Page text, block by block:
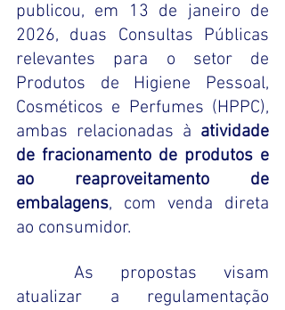
publicou, em 13 de janeiro de
2026, duas Consultas Públicas
relevantes para o setor de
Produtos de Higiene Pessoal,
Cosméticos e Perfumes (HPPC),
ambas relacionadas à atividade
de fracionamento de produtos e
ao reaproveitamento de
embalagens, com venda direta
ao consumidor.
atualizar a regulamentação